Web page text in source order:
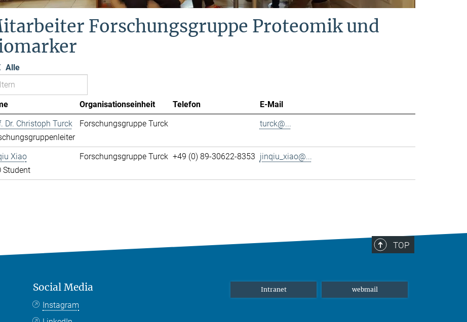
Forschungsgruppe Proteomik und
Alle
Organisationseinheit Telefon
E-Mail
Dr. Christoph Turck
Forschungsgruppe Turck turck@...
Xiao
Student
Forschungsgruppe Turck +49 (0) 89-30622-8353 jinqiu_xiao@...
TOP
Social Media
Instagram
Intranet webmail